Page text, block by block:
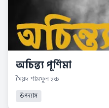
অচিন্ত্য পূর্ণিমা
সৈয়দ শামসুল হক
উপন্যাস